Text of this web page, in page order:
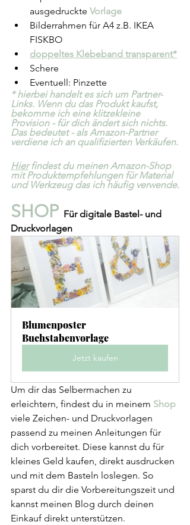
ausgedruckte Vorlage
Bilderrahmen für A4 z.B. IKEA
FISKBO
doppeltes Klebeband transparent*
Schere
Eventuell: Pinzette
* hierbei handelt es sich um Partner-
Links. Wenn du das Produkt kaufst,
bekomme ich eine klitzekleine
Provision - für dich ändert sich nichts.
Das bedeutet - als Amazon-Partner
verdiene ich an qualifizierten Verkäufen.
Hier findest du meinen Amazon-Shop
mit Produktempfehlungen für Material
und Werkzeug das ich häufig verwende.
SHOP Für digitale Bastel- und
Druckvorlagen
Blumenposter
Buchstabenvorlage
Jetzt kaufen
Um dir das Selbermachen zu
erleichtern, findest du in meinem Shop
viele Zeichen- und Druckvorlagen
passend zu meinen Anleitungen für
dich vorbereitet. Diese kannst du für
kleines Geld kaufen, direkt ausdrucken
und mit dem Basteln loslegen. So
sparst du dir die Vorbereitungszeit und
kannst meinen Blog durch deinen
Einkauf direkt unterstützen.